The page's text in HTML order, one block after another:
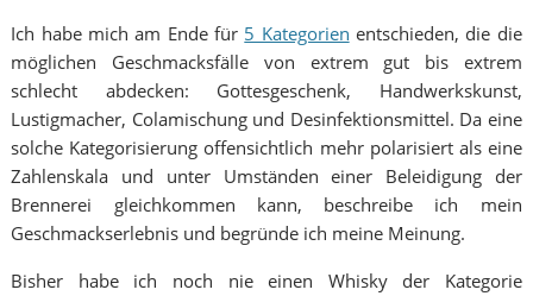
Ich habe mich am Ende für 5 Kategorien entschieden, die die
möglichen Geschmacksfälle von extrem gut bis extrem
schlecht abdecken: Gottesgeschenk, Handwerkskunst,
Lustigmacher, Colamischung und Desinfektionsmittel. Da eine
solche Kategorisierung offensichtlich mehr polarisiert als eine
Zahlenskala und unter Umständen einer Beleidigung der
Brennerei gleichkommen kann, beschreibe ich mein
Geschmackserlebnis und begründe ich meine Meinung.
Bisher habe ich noch nie einen Whisky der Kategorie